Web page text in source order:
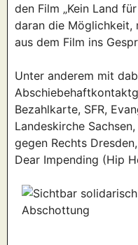
den Film „Kein Land
daran die Möglichkeit,
aus dem Film ins
Unter anderem mit
Bezahlkarte, SFR,
Landeskirche
gegen Rechts
Dear Impending (Hip